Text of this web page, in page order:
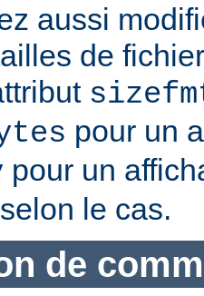
aussi
de
pour un
pour un
le cas.
de